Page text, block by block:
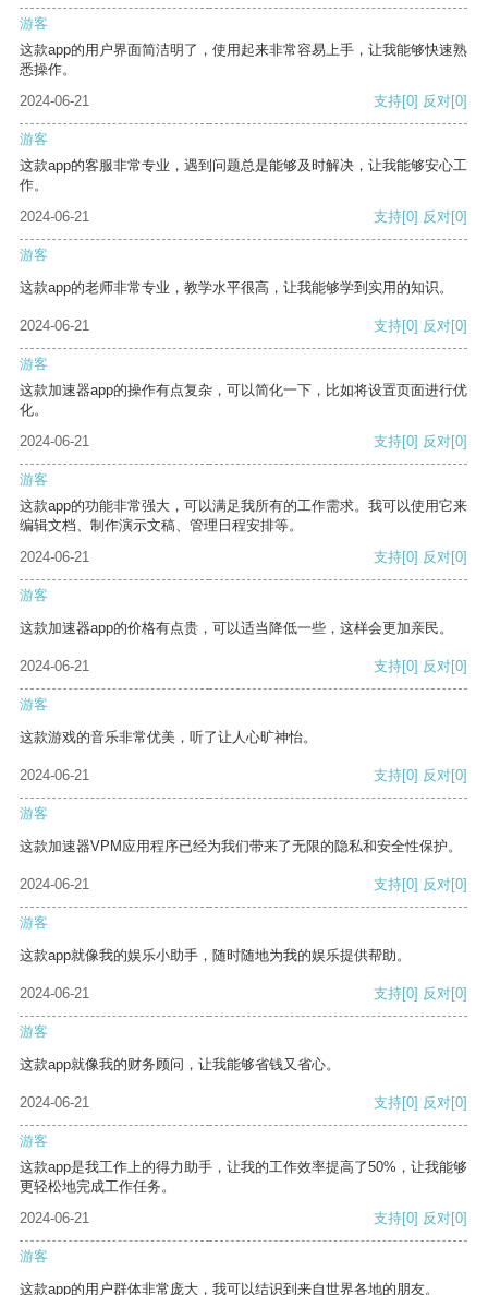
游客
这款app的用户界面简洁明了，使用起来非常容易上手，让我能够快速熟
悉操作。
2024-06-21
支持[0] 反对[0]
游客
这款app的客服非常专业，遇到问题总是能够及时解决，让我能够安心工
作。
2024-06-21
支持[0] 反对[0]
游客
这款app的老师非常专业，教学水平很高，让我能够学到实用的知识。
2024-06-21 支持[0] 反对[0]
游客
这款加速器app的操作有点复杂，可以简化一下，比如将设置页面进行优
化。
2024-06-21
支持[0] 反对[0]
游客
这款app的功能非常强大，可以满足我所有的工作需求。我可以使用它来
编辑文档、制作演示文稿、管理日程安排等。
2024-06-21
支持[0] 反对[0]
游客
这款加速器app的价格有点贵，可以适当降低一些，这样会更加亲民。
2024-06-21 支持[0] 反对[0]
游客
这款游戏的音乐非常优美，听了让人心旷神怡。
2024-06-21 支持[0] 反对[0]
游客
这款加速器VPM应用程序已经为我们带来了无限的隐私和安全性保护。
2024-06-21 支持[0] 反对[0]
游客
这款app就像我的娱乐小助手，随时随地为我的娱乐提供帮助。
2024-06-21 支持[0] 反对[0]
游客
这款app就像我的财务顾问，让我能够省钱又省心。
2024-06-21 支持[0] 反对[0]
游客
这款app是我工作上的得力助手，让我的工作效率提高了50%，让我能够
更轻松地完成工作任务。
2024-06-21
支持[0] 反对[0]
游客
这款app的用户群体非常庞大，我可以结识到来自世界各地的朋友。